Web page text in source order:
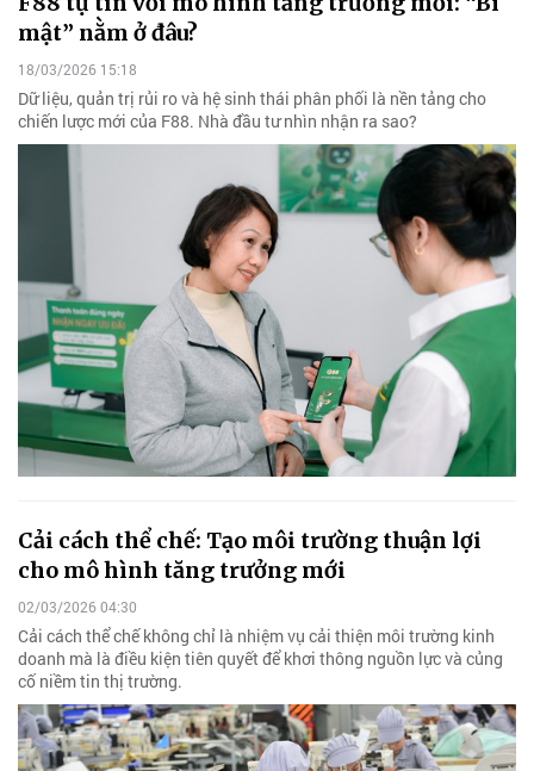
mật” nằm ở đâu?
18/03/2026 15:18
Dữ liệu, quản trị rủi ro và hệ sinh thái phân phối là nền tảng cho
chiến lược mới của F88. Nhà đầu tư nhìn nhận ra sao?
Cải cách thể chế: Tạo môi trường thuận lợi
cho mô hình tăng trưởng mới
02/03/2026 04:30
Cải cách thể chế không chỉ là nhiệm vụ cải thiện môi trường kinh
doanh mà là điều kiện tiên quyết để khơi thông nguồn lực và củng
cố niềm tin thị trường.